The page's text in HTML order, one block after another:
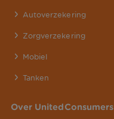
Autoverzekering
Zorgverzekering
Mobiel
Tanken
Over UnitedConsumers